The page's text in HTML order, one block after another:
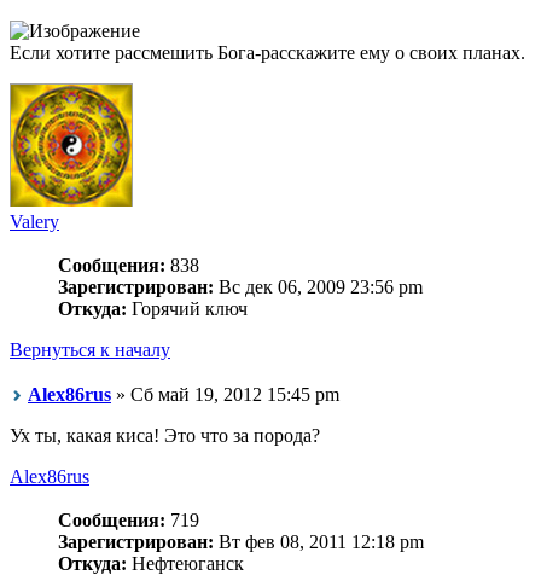
Если хотите рассмешить Бога-расскажите ему о своих планах.
Valery
Сообщения: 838
Зарегистрирован: Вс дек 06, 2009 23:56 pm
Откуда: Горячий ключ
Вернуться к началу
Alex86rus » Сб май 19, 2012 15:45 pm
Ух ты, какая киса! Это что за порода?
Alex86rus
Сообщения: 719
Зарегистрирован: Вт фев 08, 2011 12:18 pm
Откуда: Нефтеюганск